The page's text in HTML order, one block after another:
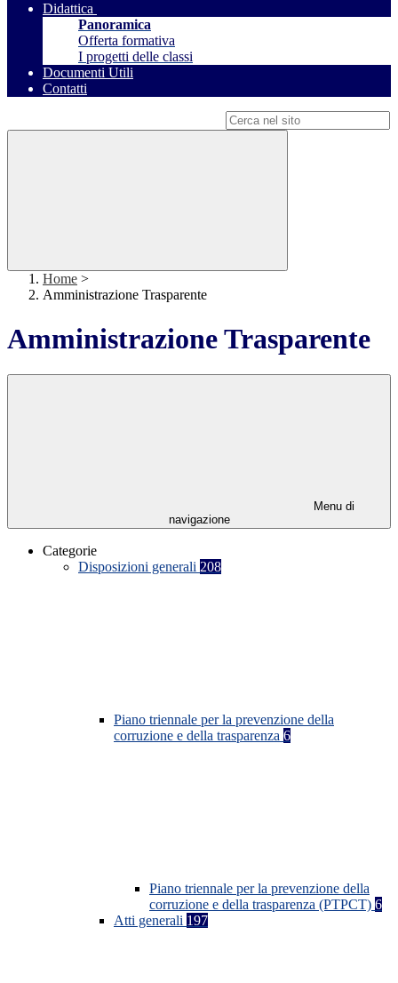
Didattica
Panoramica
Offerta formativa
I progetti delle classi
Documenti Utili
Contatti
Home >
Amministrazione Trasparente
Amministrazione Trasparente
Menu di
navigazione
Categorie
Disposizioni generali 208
Piano triennale per la prevenzione della
corruzione e della trasparenza 6
Piano triennale per la prevenzione della
corruzione e della trasparenza (PTPCT) 6
Atti generali 197